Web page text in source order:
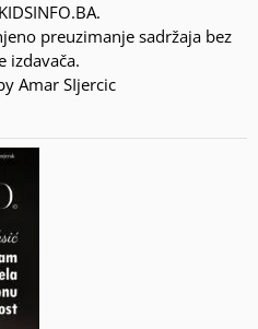
preuzimanje sadržaja bez
izdavača.
Amar SIjercic